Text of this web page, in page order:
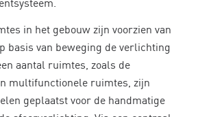
in het gebouw zijn voorzien van
basis van beweging de verlichting
aantal ruimtes, zoals de
multifunctionele ruimtes, zijn
geplaatst voor de handmatige